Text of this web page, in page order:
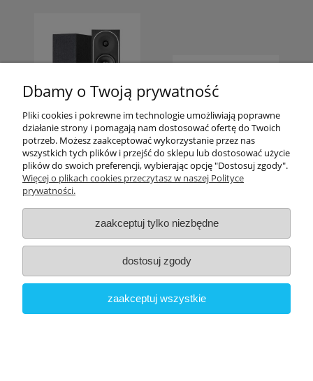
<
Kolumny
podłogowe PMC
Prophecy 5
Blackened Walnut
12 249,50 zł
SYMPHONY 0,5M
IC STRAIGHT WIRE
[SYM0005]
449,00 zł
Dbamy o Twoją prywatność
Pliki cookies i pokrewne im technologie umożliwiają poprawne
działanie strony i pomagają nam dostosować ofertę do Twoich
potrzeb. Możesz zaakceptować wykorzystanie przez nas
wszystkich tych plików i przejść do sklepu lub dostosować użycie
plików do swoich preferencji, wybierając opcję "Dostosuj zgody".
Więcej o plikach cookies przeczytasz w naszej Polityce
prywatności.
zaakceptuj tylko niezbędne
dostosuj zgody
zaakceptuj wszystkie